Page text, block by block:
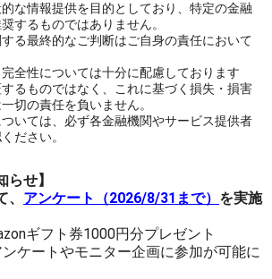
な情報提供を目的としており、特定の金融
するものではありません。
る最終的なご判断はご自身の責任において
全性については十分に配慮しております
るものではなく、これに基づく損失・損害
切の責任を負いません。
いては、必ず各金融機関やサービス提供者
ださい。
らせ】
アンケート（2026/8/31まで） を実施
ギフト券1000円分プレゼント
ケートやモニター企画に参加が可能に